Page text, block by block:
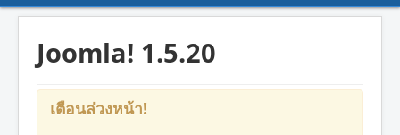
Joomla! 1.5.20
เตือนล่วงหน้า!